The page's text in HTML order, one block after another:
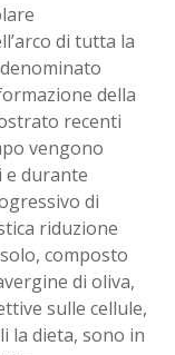
di tutta la
della
recenti
vengono
e durante
di
riduzione
composto
di oliva,
sulle cellule,
la dieta, sono in